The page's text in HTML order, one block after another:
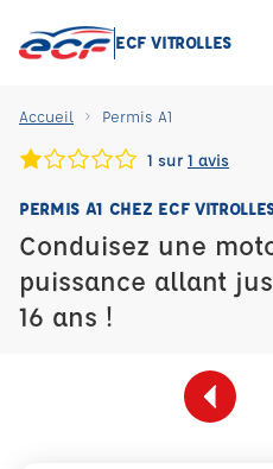
ECF VITROLLES
Accueil Permis A1
1 sur 1 avis
PERMIS A1 CHEZ ECF
Conduisez une
puissance allant
16 ans !